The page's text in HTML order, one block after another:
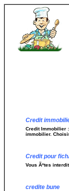
Credit
Credit Immobilier
immobilier.
Credit pour
Vous Ãªtes
credite bune